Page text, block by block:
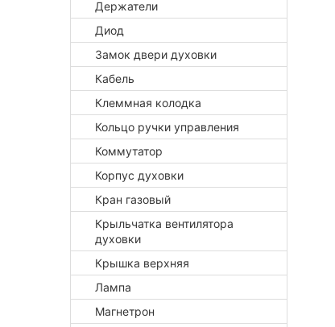
Держатели
Диод
Замок двери духовки
Кабель
Клеммная колодка
Кольцо ручки управления
Коммутатор
Корпус духовки
Кран газовый
Крыльчатка вентилятора
духовки
Крышка верхняя
Лампа
Магнетрон